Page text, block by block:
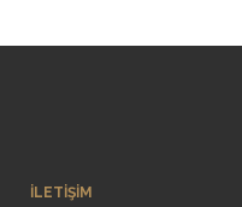
İLETIŞIM